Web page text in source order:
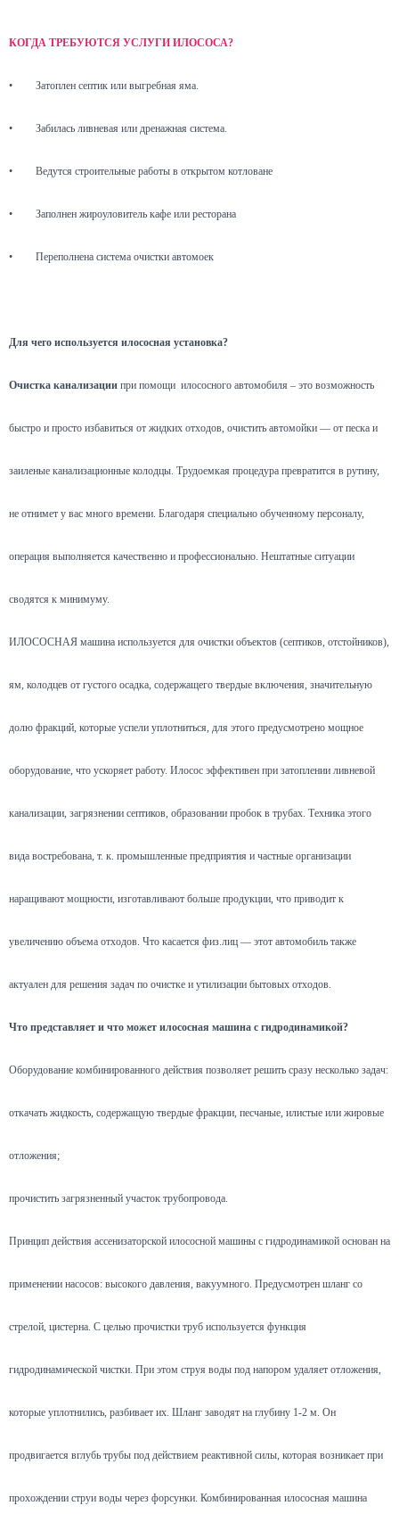
КОГДА ТРЕБУЮТСЯ УСЛУГИ ИЛОСОСА?
• Затоплен септик или выгребная яма.
• Забилась ливневая или дренажная система.
• Ведутся строительные работы в открытом котловане
• Заполнен жироуловитель кафе или ресторана
• Переполнена система очистки автомоек
Для чего используется илососная установка?
Очистка канализации при помощи илососного автомобиля – это возможность
быстро и просто избавиться от жидких отходов, очистить автомойки — от песка и
заиленые канализационные колодцы. Трудоемкая процедура превратится в рутину,
не отнимет у вас много времени. Благодаря специально обученному персоналу,
операция выполняется качественно и профессионально. Нештатные ситуации
сводятся к минимуму.
ИЛОСОСНАЯ машина используется для очистки объектов (септиков, отстойников),
ям, колодцев от густого осадка, содержащего твердые включения, значительную
долю фракций, которые успели уплотниться, для этого предусмотрено мощное
оборудование, что ускоряет работу. Илосос эффективен при затоплении ливневой
канализации, загрязнении септиков, образовании пробок в трубах. Техника этого
вида востребована, т. к. промышленные предприятия и частные организации
наращивают мощности, изготавливают больше продукции, что приводит к
увеличению объема отходов. Что касается физ.лиц — этот автомобиль также
актуален для решения задач по очистке и утилизации бытовых отходов.
Что представляет и что может илососная машина с гидродинамикой?
Оборудование комбинированного действия позволяет решить сразу несколько задач:
откачать жидкость, содержащую твердые фракции, песчаные, илистые или жировые
отложения;
прочистить загрязненный участок трубопровода.
Принцип действия ассенизаторской илососной машины с гидродинамикой основан на
применении насосов: высокого давления, вакуумного. Предусмотрен шланг со
стрелой, цистерна. С целью прочистки труб используется функция
гидродинамической чистки. При этом струя воды под напором удаляет отложения,
которые уплотнились, разбивает их. Шланг заводят на глубину 1-2 м. Он
продвигается вглубь трубы под действием реактивной силы, которая возникает при
прохождении струи воды через форсунки. Комбинированная илососная машина